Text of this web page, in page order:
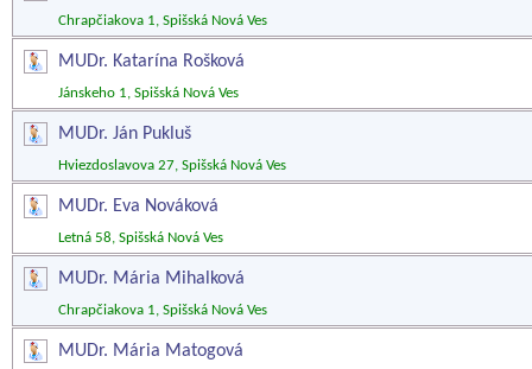
Chrapčiakova 1, Spišská Nová Ves
MUDr. Katarína Rošková
Jánskeho 1, Spišská Nová Ves
MUDr. Ján Pukluš
Hviezdoslavova 27, Spišská Nová Ves
MUDr. Eva Nováková
Letná 58, Spišská Nová Ves
MUDr. Mária Mihalková
Chrapčiakova 1, Spišská Nová Ves
MUDr. Mária Matogová